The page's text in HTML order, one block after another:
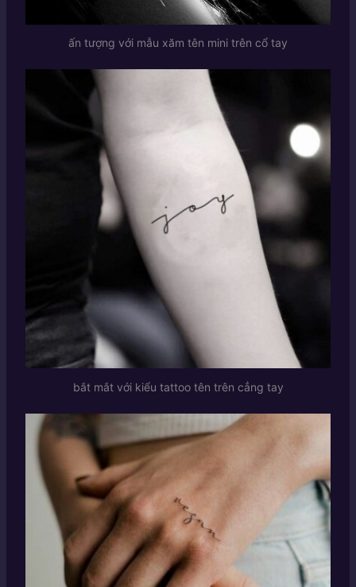
ấn tượng với mẫu xăm tên mini trên cổ tay
bắt mắt với kiểu tattoo tên trên cẳng tay